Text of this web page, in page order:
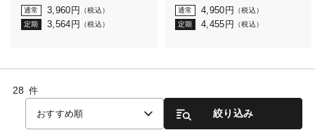
通常 3,960 円
（税込）
定期
3,564 円 （税込）
ム
通常 4,950 円
（税込）
定期
4,455 円 （税込）
28 件
おすすめ順 絞り込み